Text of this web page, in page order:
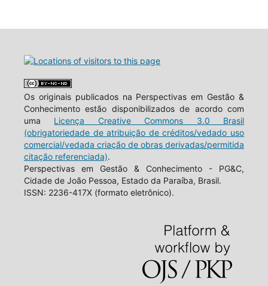
Os originais publicados na Perspectivas em Gestão &
Conhecimento estão disponibilizados de acordo com
uma Licença Creative Commons 3.0 Brasil
(obrigatoriedade de atribuição de créditos/vedado uso
comercial/vedada criação de obras derivadas/permitida
citação referenciada).
Perspectivas em Gestão & Conhecimento - PG&C,
Cidade de João Pessoa, Estado da Paraíba, Brasil.
ISSN: 2236-417X (formato eletrônico).